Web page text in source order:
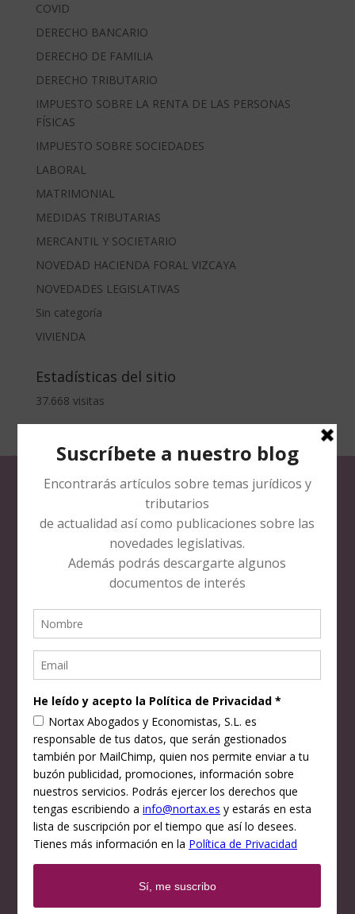
COVID
DERECHO BANCARIO
DERECHO DE FAMILIA
DERECHO TRIBUTARIO
IMPUESTO SOBRE LA RENTA DE LAS PERSONAS
FÍSICAS
IMPUESTO SOBRE SOCIEDADES
LABORAL
MATRIMONIAL
MEDIDAS TRIBUTARIAS
MERCANTIL Y SOCIETARIO
NOVEDAD HACIENDA FORAL VIZCAYA
NOVEDADES LEGISLATIVAS
Sin categoría
VIVIENDA
Estadísticas del sitio
37.668 visitas
Teléfono:944361375
944361375
info@nortax.es
DIRECCIÓN
Alameda Recalde, 27, 8º Dpt. 10
C.P. 48009 – Bilbao – Vizcaya.
Horario:
DESCARGAS
Modelo reclamacion IRPF maternidad
Calendario laboral Bizkaia 2018
Modelo contrato de trabajo servicio doméstico
TRADUCTOR